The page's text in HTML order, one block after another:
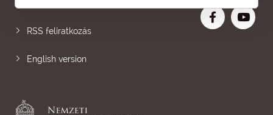
RSS feliratkozás
English version